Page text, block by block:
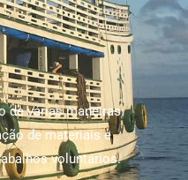
de várias maneiras:
de materiais e
voluntários.